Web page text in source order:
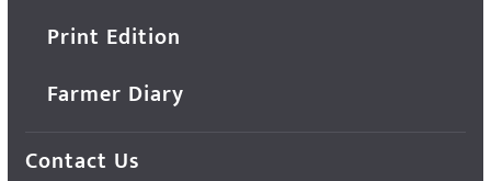
Print Edition
Farmer Diary
Contact Us